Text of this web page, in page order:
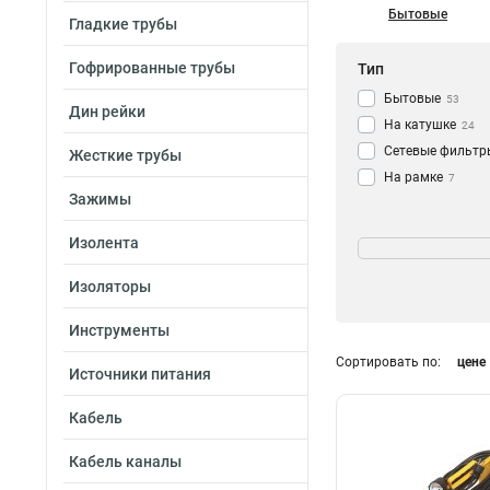
Гладкие трубы
Гофрированные трубы
Дин рейки
Жесткие трубы
Зажимы
Изолента
Изоляторы
Инструменты
Источники питания
Кабель
Кабель каналы
Бытовые
Тип
Бытовые 53
На катушке 24
Сетевые
На рамке 7
ПВС 66
Степень защиты
IP20 37
Сортировать по: цене